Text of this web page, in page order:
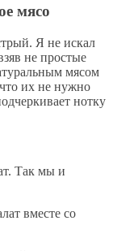
мясо
Я не искал
не простые
мясом
их не нужно
нотку
Так мы и
вместе со